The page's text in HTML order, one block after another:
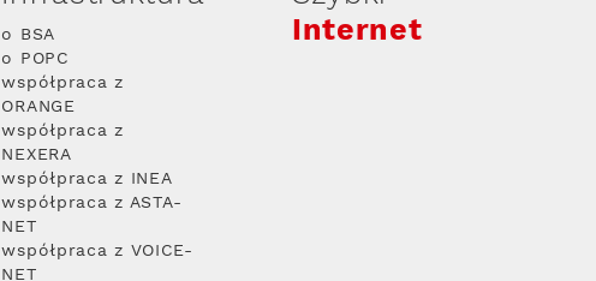
o BSA
o POPC
współpraca z
ORANGE
współpraca z
NEXERA
współpraca z INEA
współpraca z ASTA-
NET
współpraca z VOICE-
NET
Internet